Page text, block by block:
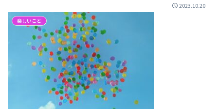
2023.10.20
楽しいこと